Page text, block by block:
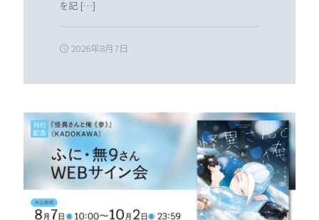
を記 […]
2026年8月7日